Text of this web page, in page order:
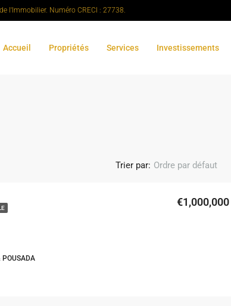
l'Immobilier. Numéro CRECI : 27738.
Accueil Propriétés Services Investissements
Trier par: Ordre par défaut
€1,000,000
POUSADA